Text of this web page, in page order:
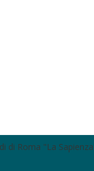
di Roma "La